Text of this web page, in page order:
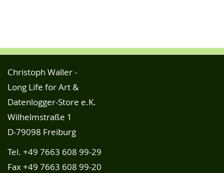
Christoph Waller -
Long Life for Art &
Datenlogger-Store e.K.
Wilhelmstraße 1
D-79098 Freiburg
Tel. +49 7663 608 99-29
Fax +49 7663 608 99-20